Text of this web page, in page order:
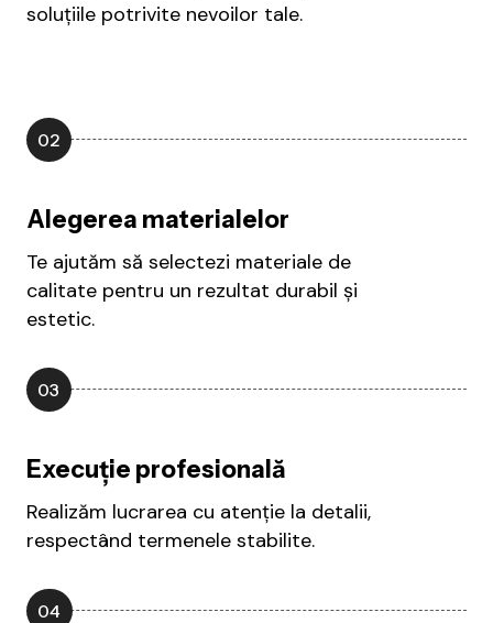
soluțiile potrivite nevoilor tale.
02
Alegerea materialelor
Te ajutăm să selectezi materiale de
calitate pentru un rezultat durabil și
estetic.
03
Execuție profesională
Realizăm lucrarea cu atenție la detalii,
respectând termenele stabilite.
04